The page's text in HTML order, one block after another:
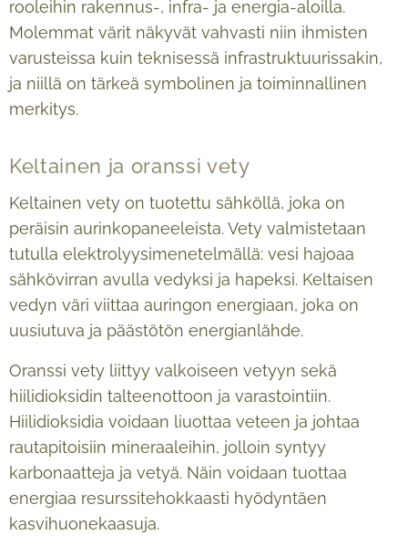
rooleihin rakennus-, infra- ja energia-aloilla.
Molemmat värit näkyvät vahvasti niin ihmisten
varusteissa kuin teknisessä infrastruktuurissakin,
ja niillä on tärkeä symbolinen ja toiminnallinen
merkitys.
Keltainen ja oranssi vety
Keltainen vety on tuotettu sähköllä, joka on
peräisin aurinkopaneeleista. Vety valmistetaan
tutulla elektrolyysimenetelmällä: vesi hajoaa
sähkövirran avulla vedyksi ja hapeksi. Keltaisen
vedyn väri viittaa auringon energiaan, joka on
uusiutuva ja päästötön energianlähde.
Oranssi vety liittyy valkoiseen vetyyn sekä
hiilidioksidin talteenottoon ja varastointiin.
Hiilidioksidia voidaan liuottaa veteen ja johtaa
rautapitoisiin mineraaleihin, jolloin syntyy
karbonaatteja ja vetyä. Näin voidaan tuottaa
energiaa resurssitehokkaasti hyödyntäen
kasvihuonekaasuja.